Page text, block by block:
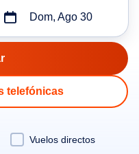
Dom, Ago 30
telefónicas
Vuelos directos